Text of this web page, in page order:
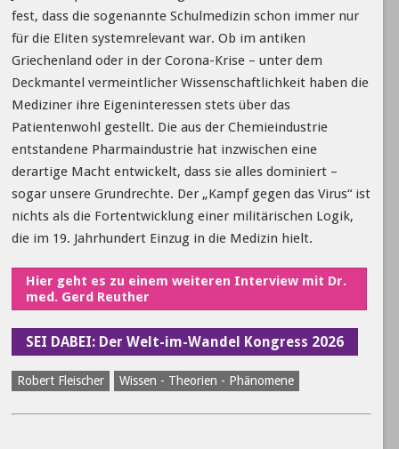
fest, dass die sogenannte Schulmedizin schon immer nur
für die Eliten systemrelevant war. Ob im antiken
Griechenland oder in der Corona-Krise – unter dem
Deckmantel vermeintlicher Wissenschaftlichkeit haben die
Mediziner ihre Eigeninteressen stets über das
Patientenwohl gestellt. Die aus der Chemieindustrie
entstandene Pharmaindustrie hat inzwischen eine
derartige Macht entwickelt, dass sie alles dominiert –
sogar unsere Grundrechte. Der „Kampf gegen das Virus“ ist
nichts als die Fortentwicklung einer militärischen Logik,
die im 19. Jahrhundert Einzug in die Medizin hielt.
Hier geht es zu einem weiteren Interview mit Dr.
med. Gerd Reuther
SEI DABEI: Der Welt-im-Wandel Kongress 2026
Robert Fleischer Wissen - Theorien - Phänomene